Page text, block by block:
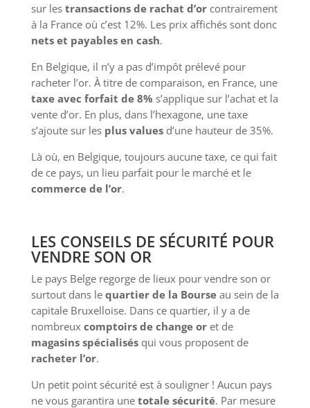
sur les transactions de rachat d’orcontrairement
à la France où c’est 12%. Les prix affichés sont donc
nets et payables en cash.
En Belgique, il n’y a pas d’impôt prélevé pour
racheter l’or. À titre de comparaison, en France, une
taxe avec forfait de 8% s’applique sur l’achat et la
vente d’or. En plus, dans l’hexagone, une taxe
s’ajoute sur les plus valuesd’une hauteur de 35%.
Là où, en Belgique, toujours aucune taxe, ce qui fait
de ce pays, un lieu parfait pour le marché et le
commerce de l’or.
LES CONSEILS DE SÉCURITÉ POUR
VENDRE SON OR
Le pays Belge regorge de lieux pour vendre son or
surtout dans le quartier de la Bourseau sein de la
capitale Bruxelloise. Dans ce quartier, il y a de
nombreux comptoirs de change oret de
magasins spécialisésqui vous proposent de
racheter l’or.
Un petit point sécurité est à souligner ! Aucun pays
ne vous garantira une totale sécurité. Par mesure